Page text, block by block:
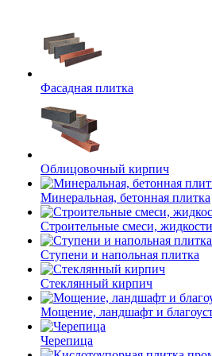
Фасадная плитка
Облицовочный кирпич
Минеральная, бетонная плитка
Строительные смеси,
Ступени и напольная плитка
Cтеклянный кирпич
Мощение, ландшафт и
Черепица